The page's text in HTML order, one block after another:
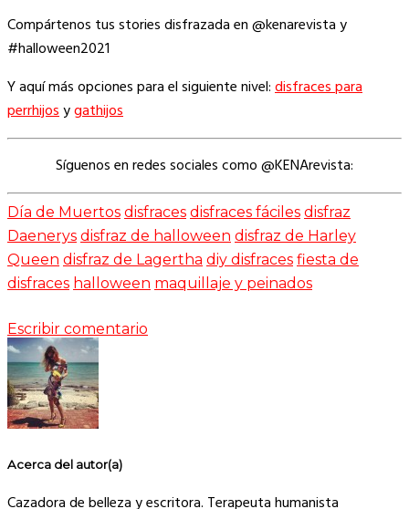
Compártenos tus stories disfrazada en @kenarevista y
#halloween2021
Y aquí más opciones para el siguiente nivel:disfraces para
perrhijosygathijos
Síguenos en redes sociales como @KENArevista:
Día de Muertos disfraces disfraces fáciles disfraz
Daenerys disfraz de halloween disfraz de Harley
Queen disfraz de Lagertha diy disfraces fiesta de
disfraces halloween maquillaje y peinados
Escribir comentario
Acerca del autor(a)
Cazadora de belleza y escritora. Terapeuta humanista